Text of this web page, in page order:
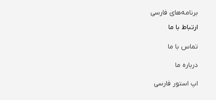
برنامه‌های فارسی
ارتباط با ما
تماس با ما
درباره ما
اپ استور فارسی